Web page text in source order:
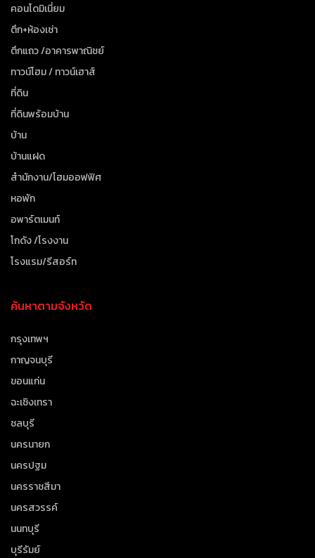
คอนโดมิเนี่ยม
ตึก+ห้องเช่า
ตึกแถว /อาคารพาณิชย์
ทาวน์โฮม / ทาวน์เฮาส์
ที่ดิน
ที่ดินพร้อมบ้าน
บ้าน
บ้านแฝด
สำนักงาน/โฮมออฟฟิศ
หอพัก
อพาร์ตเมนท์
โกดัง /โรงงาน
โรงแรม/รีสอร์ท
ค้นหาตามจังหวัด
กรุงเทพฯ
กาญจนบุรี
ขอนแก่น
ฉะเชิงเทรา
ชลบุรี
นครนายก
นครปฐม
นครราชสีมา
นครสวรรค์
นนทบุรี
บุรีรัมย์